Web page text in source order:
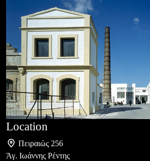
Location
Πειραιώς 256
Άγ. Ιωάννης Ρέντης